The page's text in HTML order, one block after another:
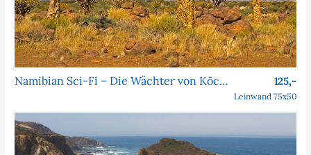
Namibian Sci-Fi – Die Wächter von Köcher Prime 125,-
Leinwand 75x50